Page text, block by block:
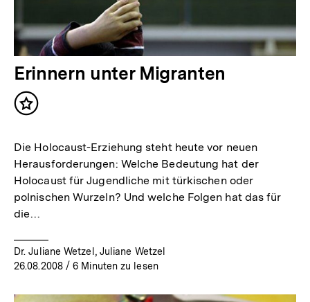
Erinnern unter Migranten
Inhalt
Die Holocaust-Erziehung steht heute vor neuen
Herausforderungen: Welche Bedeutung hat der
Holocaust für Jugendliche mit türkischen oder
polnischen Wurzeln? Und welche Folgen hat das für
die…
Dr. Juliane Wetzel, Juliane Wetzel
26.08.2008/ 6 Minuten zu lesen